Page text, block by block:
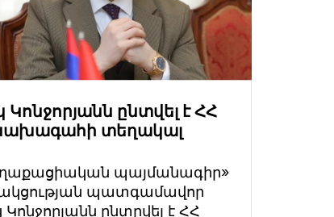
Կոնջորյանն ընտվել է ՀՀ
տեղակալ
պայմանագիր»
պատգամավոր
Կոնջորյանն ընտրվել է ՀՀ